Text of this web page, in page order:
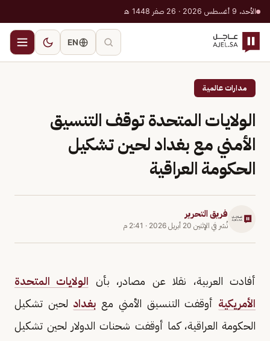
الأحد، 9 أغسطس 2026 · 26 صفر 1448 هـ
EN
مدارات عالمية
الولايات المتحدة توقف التنسيق
الأمني مع بغداد لحين تشكيل
الحكومة العراقية
فريق التحرير
نُشر في الإثنين 20 أبريل 2026 · 2:41 م
أفادت العربية، نقلا عن مصادر، بأن الولايات المتحدة
الأمريكية أوقفت التنسيق الأمني مع بغداد لحين تشكيل
الحكومة العراقية، كما أوقفت شحنات الدولار لحين تشكيل